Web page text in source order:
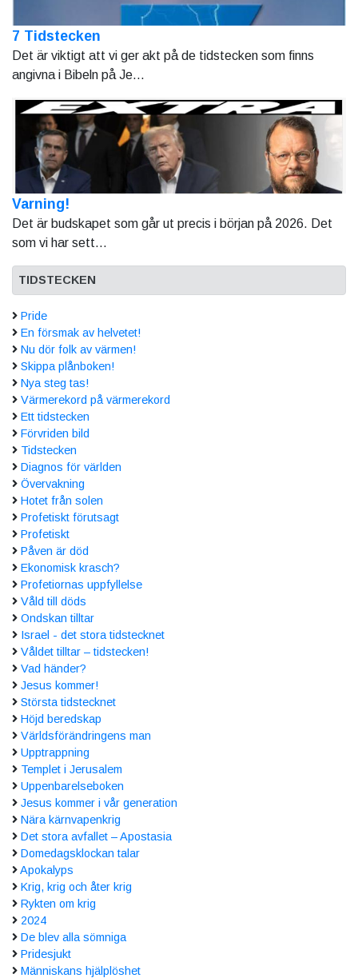
7 Tidstecken
Det är viktigt att vi ger akt på de tidstecken som finns
angivna i Bibeln på Je...
Varning!
Det är budskapet som går ut precis i början på 2026. Det
som vi har sett...
TIDSTECKEN
Pride
En försmak av helvetet!
Nu dör folk av värmen!
Skippa plånboken!
Nya steg tas!
Värmerekord på värmerekord
Ett tidstecken
Förvriden bild
Tidstecken
Diagnos för världen
Övervakning
Hotet från solen
Profetiskt förutsagt
Profetiskt
Påven är död
Ekonomisk krasch?
Profetiornas uppfyllelse
Våld till döds
Ondskan tilltar
Israel - det stora tidstecknet
Våldet tilltar – tidstecken!
Vad händer?
Jesus kommer!
Största tidstecknet
Höjd beredskap
Världsförändringens man
Upptrappning
Templet i Jerusalem
Uppenbarelseboken
Jesus kommer i vår generation
Nära kärnvapenkrig
Det stora avfallet – Apostasia
Domedagsklockan talar
Apokalyps
Krig, krig och åter krig
Rykten om krig
2024
De blev alla sömniga
Pridesjukt
Människans hjälplöshet